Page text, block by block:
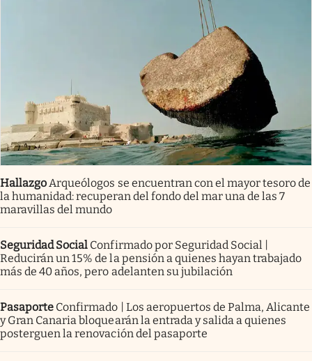
Hallazgo Arqueólogos se encuentran con el mayor tesoro de
la humanidad: recuperan del fondo del mar una de las 7
maravillas del mundo
Seguridad Social Confirmado por Seguridad Social |
Reducirán un 15% de la pensión a quienes hayan trabajado
más de 40 años, pero adelanten su jubilación
Pasaporte Confirmado | Los aeropuertos de Palma, Alicante
y Gran Canaria bloquearán la entrada y salida a quienes
posterguen la renovación del pasaporte